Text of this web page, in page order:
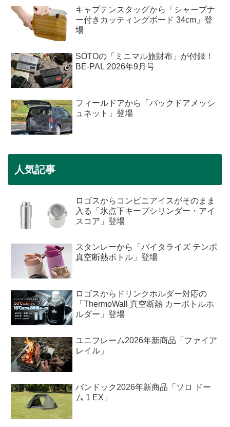
キャプテンスタッグから「シャープナ
ー付きカッティングボード 34cm」登
場
SOTOの「ミニマル旅財布」が付録！
BE-PAL 2026年9月号
フィールドアから「バックドアメッシ
ュネット」登場
人気記事
ロゴスからコンビニアイスがそのまま
入る「氷点下キープシリンダー・アイ
スコア」登場
スタンレーから「バイタライズ テンポ
真空断熱ボトル」登場
ロゴスからドリンクホルダー対応の
「ThermoWall 真空断熱 カーボトルホ
ルダー」登場
ユニフレーム2026年新商品「ファイア
レイル」
バンドック2026年新商品「ソロ ドー
ム 1 EX」